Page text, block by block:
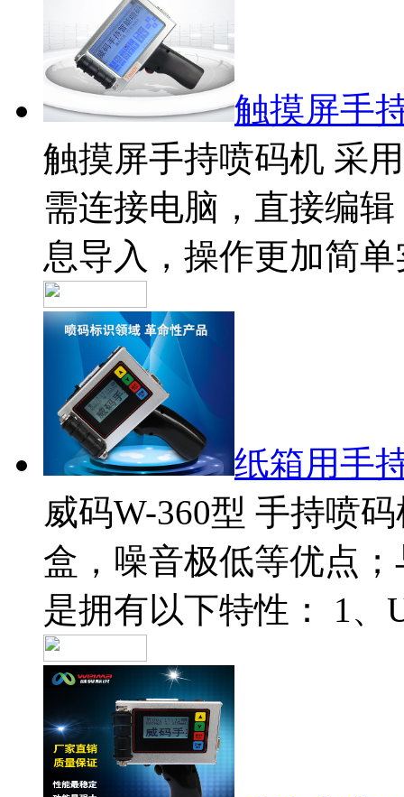
触摸屏手
触摸屏手持喷码机 采
需连接电脑，直接编
息导入，操作更加简
纸箱用手
威码W-360型 手持喷
盒，噪音极低等优点
是拥有以下特性： 1、